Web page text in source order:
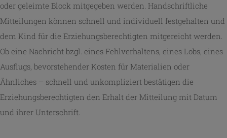
oder geleimte Block mitgegeben werden. Handschriftliche
Mitteilungen können schnell und individuell festgehalten und
dem Kind für die Erziehungsberechtigten mitgereicht werden.
Ob eine Nachricht bzgl. eines Fehlverhaltens, eines Lobs, eines
Ausflugs, bevorstehender Kosten für Materialien oder
Ähnliches – schnell und unkompliziert bestätigen die
Erziehungsberechtigten den Erhalt der Mitteilung mit Datum
und ihrer Unterschrift.